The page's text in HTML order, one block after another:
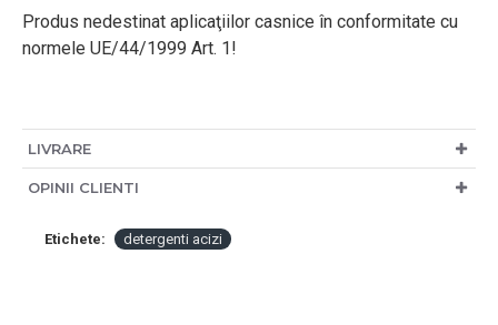
Produs nedestinat aplicaţiilor casnice în conformitate cu
normele UE/44/1999 Art. 1!
LIVRARE
OPINII CLIENTI
Etichete: detergenti acizi